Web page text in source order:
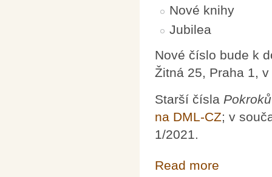
Nové knihy
Jubilea
Nové číslo bude k
Žitná 25, Praha 1,
Starší čísla
na DML-CZ; v
1/2021.
Read more